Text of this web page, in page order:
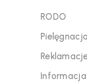
RODO
Informacja